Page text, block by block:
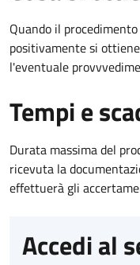
Quando il
positivamente si
l'eventuale
Tempi e
Durata massima del
ricevuta la
effettuerà gli
Accedi al